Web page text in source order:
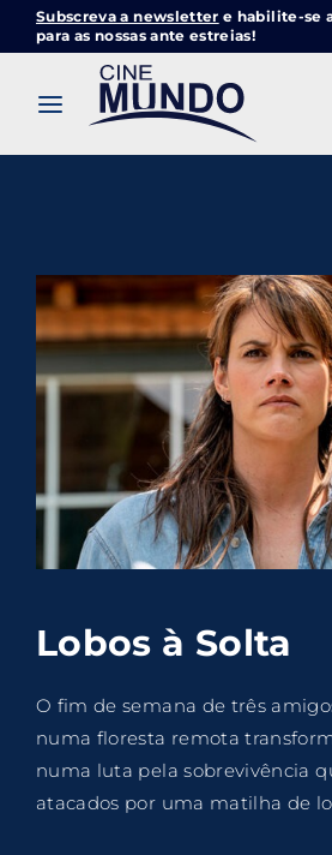
Subscreva a newsletter e habilite-se
para as nossas ante estreias!
Lobos à Solta
O fim de semana de três
numa floresta remota
numa luta pela sobrevivência
atacados por uma matilha de
Cinemundo – Onde O
Login
Password
SIGN IN
Remember Me
By signing in, you agree to
conditions and ourprivacy